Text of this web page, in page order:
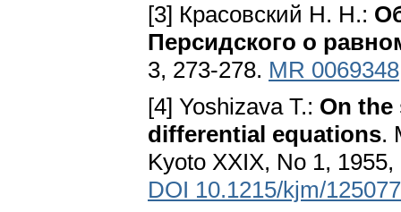
[3] Красовский Н. Н.:
Персидского о
3, 273-278. MR 0069348
[4] Yoshizava Т.: On
differential equations.
Kyoto XXIX, No 1,
DOI 10.1215/kjm/